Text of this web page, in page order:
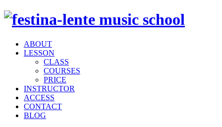
ABOUT
LESSON
CLASS
COURSES
PRICE
INSTRUCTOR
ACCESS
CONTACT
BLOG